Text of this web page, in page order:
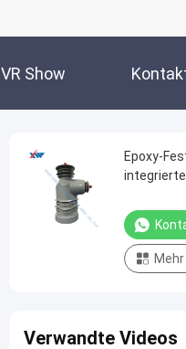
VR Show
Epoxy-
Verwandte Videos